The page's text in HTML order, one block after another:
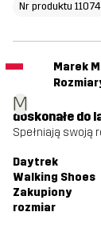
Nr produktu 11074
M
Marek
doskonałe do
Spełniają swoją
Daytrek
Walking Shoes
Zakupiony
rozmiar